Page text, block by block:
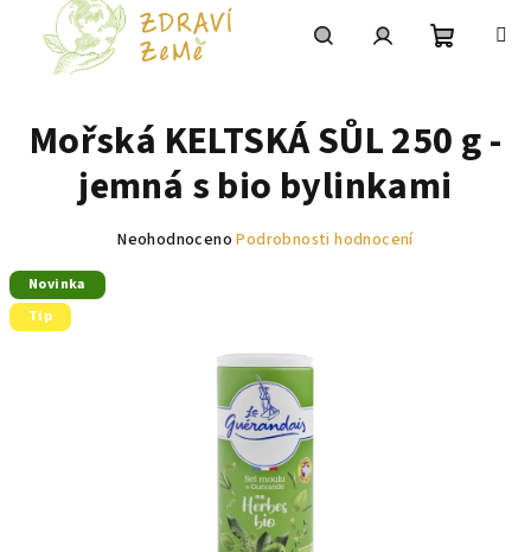
košík
Mořská KELTSKÁ SŮL 250 g -
jemná s bio bylinkami
Průměrné
Neohodnoceno Podrobnosti hodnocení
Novinka
Tip